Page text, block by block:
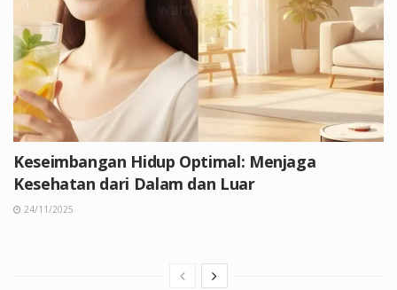
Keseimbangan Hidup Optimal: Menjaga
Kesehatan dari Dalam dan Luar
24/11/2025